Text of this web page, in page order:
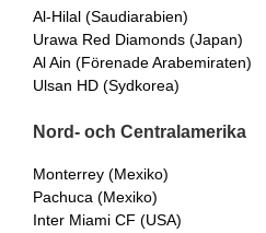
Al-Hilal (Saudiarabien)
Urawa Red Diamonds (Japan)
Al Ain (Förenade Arabemiraten)
Ulsan HD (Sydkorea)
Nord- och Centralamerika
Monterrey (Mexiko)
Pachuca (Mexiko)
Inter Miami CF (USA)